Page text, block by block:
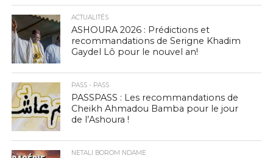
ACTUALITÉS
ASHOURA 2026 : Prédictions et
recommandations de Serigne Khadim
Gaydel Lô pour le nouvel an!
PASS - PASS
PASSPASS : Les recommandations de
Cheikh Ahmadou Bamba pour le jour
de l’Ashoura !
NETALI BOROM NDAME